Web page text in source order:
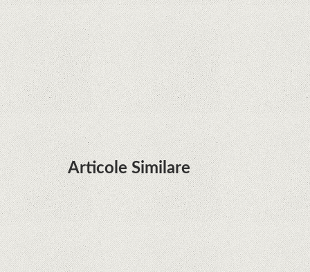
terminalele Huawei cu procesoare Kirin
Huawei P50 primeşte o posibilă dată de lansare
şi e mai curând decât credeam; Are cameră
telephoto cu zoom optic variabil
Articole Similare